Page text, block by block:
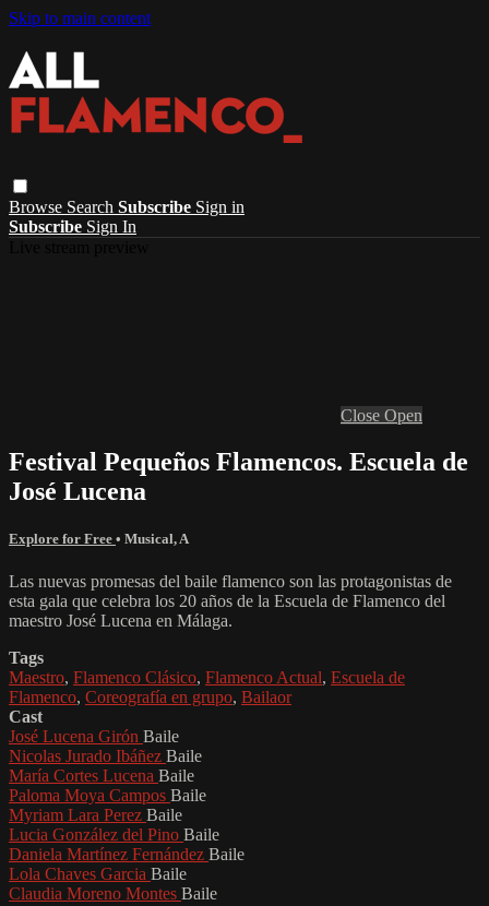
Skip to main content
Browse Search Subscribe Sign in
Subscribe Sign In
Close Open
Festival Pequeños Flamencos. Escuela de
José Lucena
Explore for Free • Musical, A
Las nuevas promesas del baile flamenco son las protagonistas de
esta gala que celebra los 20 años de la Escuela de Flamenco del
maestro José Lucena en Málaga.
Tags
Maestro, Flamenco Clásico, Flamenco Actual, Escuela de
Flamenco, Coreografía en grupo, Bailaor
Cast
José Lucena Girón Baile
Nicolas Jurado Ibáñez Baile
María Cortes Lucena Baile
Paloma Moya Campos Baile
Myriam Lara Perez Baile
Lucia González del Pino Baile
Daniela Martínez Fernández Baile
Lola Chaves Garcia Baile
Claudia Moreno Montes Baile